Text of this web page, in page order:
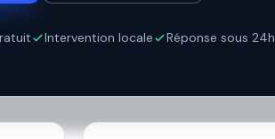
Intervention locale Réponse sous 24h